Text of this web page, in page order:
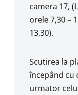
camera 17,
orele 7,30 –
13,30).
Scutirea la
începând cu
urmator